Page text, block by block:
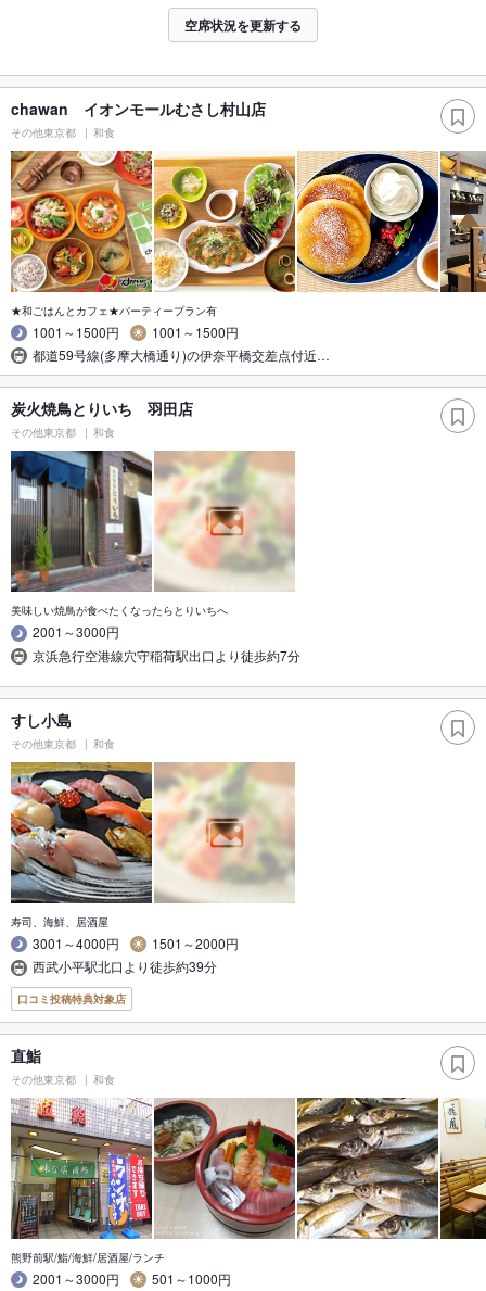
空席状況を更新する
chawan イオンモールむさし村山店
その他東京都 和食
★和ごはんとカフェ★パーティープラン有
1001～1500円
1001～1500円
都道59号線(多摩大橋通り)の伊奈平橋交差点付近…
炭火焼鳥とりいち 羽田店
その他東京都 和食
美味しい焼鳥が食べたくなったらとりいちへ
2001～3000円
京浜急行空港線穴守稲荷駅出口より徒歩約7分
すし小島
その他東京都 和食
寿司、海鮮、居酒屋
3001～4000円
1501～2000円
西武小平駅北口より徒歩約39分
口コミ投稿特典対象店
直鮨
その他東京都 和食
熊野前駅/鮨/海鮮/居酒屋/ランチ
2001～3000円
501～1000円